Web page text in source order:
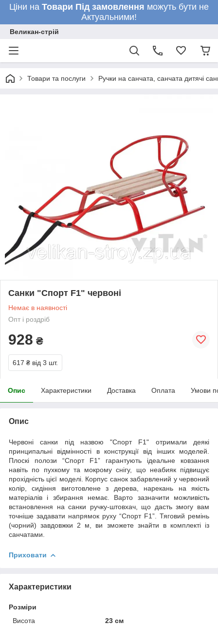
Ціни на Товари Під замовлення можуть бути не
Актуальними!
Великан-стрій
Товари та послуги Ручки на санчата, санчата дитячі
Санки "Спорт F1" червоні
Немає в наявності
Опт і роздріб
928 ₴
617 ₴ від 3 шт.
Опис Характеристики Доставка Оплата Умови
Опис
Червоні санки під назвою "Спорт F1" отримали деякі
принципальні відмінності в конструкції від інших моделей.
Плоскі полози “Спорт F1” гарантують ідеальне ковзання
навіть по пухкому та мокрому снігу, що неабияк підвищує
прохідність цієї моделі. Корпус санок забарвлений у червоний
колір, сидіння виготовлене з дерева, нарекань на якість
матеріалів і збирання немає. Варто зазначити можливість
встановлення на санки ручку-штовхач, що дасть змогу вам
точніше задавати напрямок руху “Спорт F1” . Тяговий ремінь
(чорний) завдовжки 2 м, ви зможете знайти в комплекті із
санчатами.
Приховати
Характеристики
Розміри
Висота
23 см